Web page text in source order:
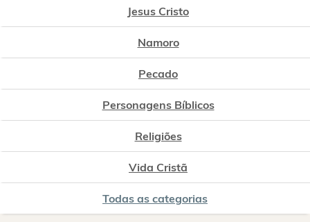
Jesus Cristo
Namoro
Pecado
Personagens Bíblicos
Religiões
Vida Cristã
Todas as categorias